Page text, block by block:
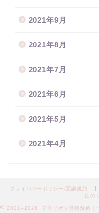
2021年9月
2021年8月
2021年7月
2021年6月
2021年5月
2021年4月
プライバシーポリシー/受講規約
山の
2021–2026 立体リボン講師資格｜